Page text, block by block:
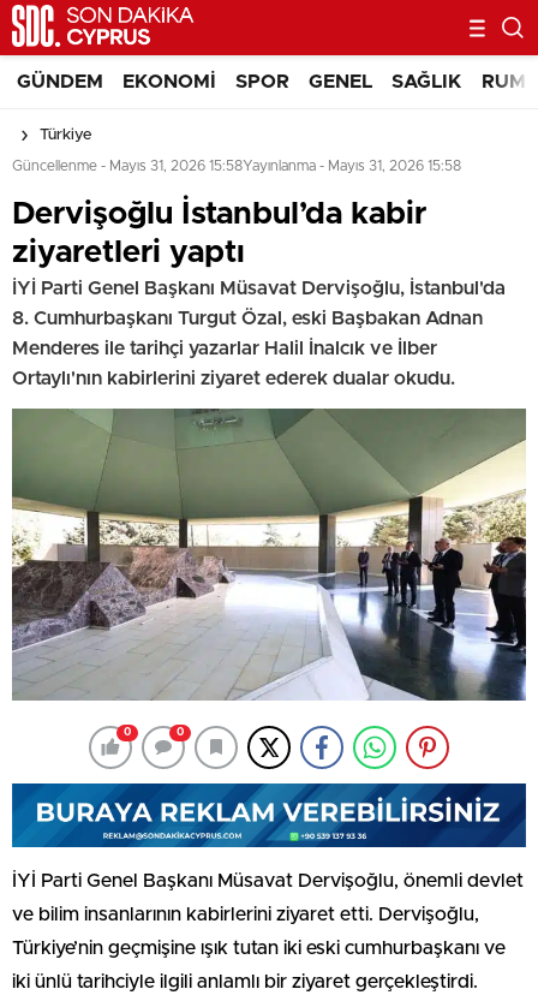
GÜNDEM EKONOMI SPOR GENEL SAĞLIK RUM
Türkiye
Güncellenme - Mayıs 31, 2026 15:58Yayınlanma - Mayıs 31, 2026 15:58
Dervişoğlu İstanbul’da kabir
ziyaretleri yaptı
İYİ Parti Genel Başkanı Müsavat Dervişoğlu, İstanbul'da
8. Cumhurbaşkanı Turgut Özal, eski Başbakan Adnan
Menderes ile tarihçi yazarlar Halil İnalcık ve İlber
Ortaylı'nın kabirlerini ziyaret ederek dualar okudu.
0 0
İYİ Parti Genel Başkanı Müsavat Dervişoğlu, önemli devlet
ve bilim insanlarının kabirlerini ziyaret etti. Dervişoğlu,
Türkiye’nin geçmişine ışık tutan iki eski cumhurbaşkanı ve
iki ünlü tarihciyle ilgili anlamlı bir ziyaret gerçekleştirdi.